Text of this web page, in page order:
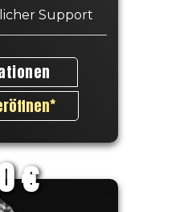
Support
€